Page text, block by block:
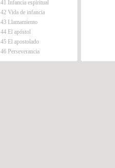
41 Infancia espiritual
42 Vida de infancia
43 Llamamiento
44 El apóstol
45 El apostolado
46 Perseverancia